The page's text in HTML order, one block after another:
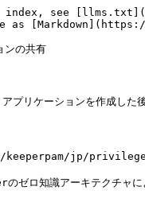
index, see
ンの共有
リケーションを作成した
](/keeperpam/jp/
ゼロ知識アーキテクチャ